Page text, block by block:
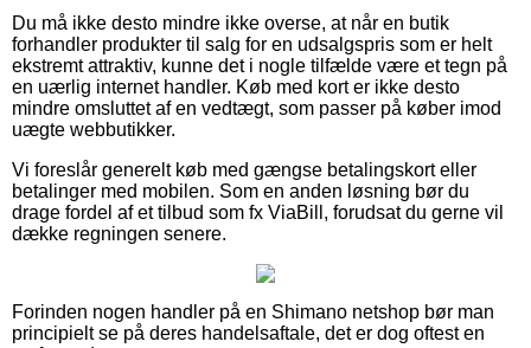
Du må ikke desto mindre ikke overse, at når en butik
forhandler produkter til salg for en udsalgspris som er helt
ekstremt attraktiv, kunne det i nogle tilfælde være et tegn på
en uærlig internet handler. Køb med kort er ikke desto
mindre omsluttet af en vedtægt, som passer på køber imod
uægte webbutikker.
Vi foreslår generelt køb med gængse betalingskort eller
betalinger med mobilen. Som en anden løsning bør du
drage fordel af et tilbud som fx ViaBill, forudsat du gerne vil
dække regningen senere.
Forinden nogen handler på en Shimano netshop bør man
principielt se på deres handelsaftale, det er dog oftest en